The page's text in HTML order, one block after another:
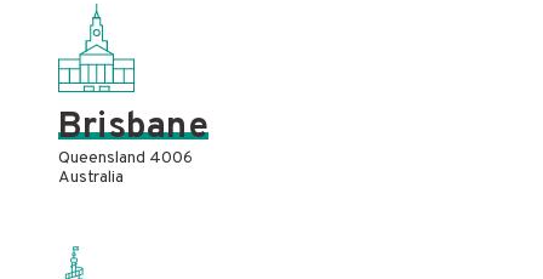
Brisbane
Queensland 4006
Australia